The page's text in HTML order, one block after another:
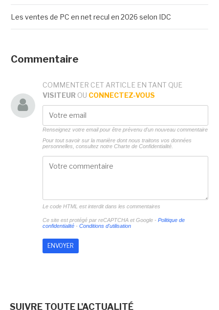
Les ventes de PC en net recul en 2026 selon IDC
Commentaire
COMMENTER CET ARTICLE EN TANT QUE
VISITEUR OU CONNECTEZ-VOUS
Renseignez votre email pour être prévenu d'un nouveau commentaire
Pour tout savoir sur la manière dont nous traitons vos données
personnelles, consultez notre Charte de Confidentialité.
Le code HTML est interdit dans les commentaires
Ce site est protégé par reCAPTCHA et Google - Politique de
confidentialité- Conditions d'utilisation
SUIVRE TOUTE L'ACTUALITÉ